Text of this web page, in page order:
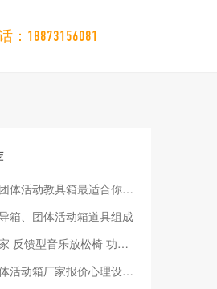
：18873156081
活动教具箱最适合你的团队？
箱、团体活动箱道具组成
音乐放松椅 功能介绍与使用方法
动箱厂家报价心理设备活动箱